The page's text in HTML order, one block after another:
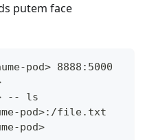
putem face
pod> 8888:5000
-- ls
pod>:/file.txt
pod>